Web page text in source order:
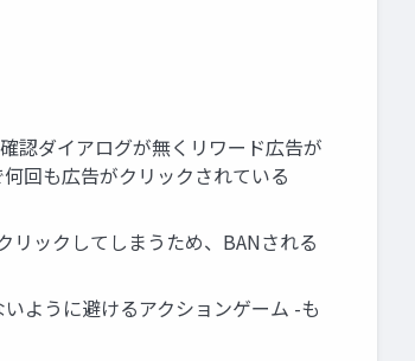
認ダイアログが無くリワード広告が
回も広告がクリックされている
リックしてしまうため、BANされる
ように避けるアクションゲーム -も